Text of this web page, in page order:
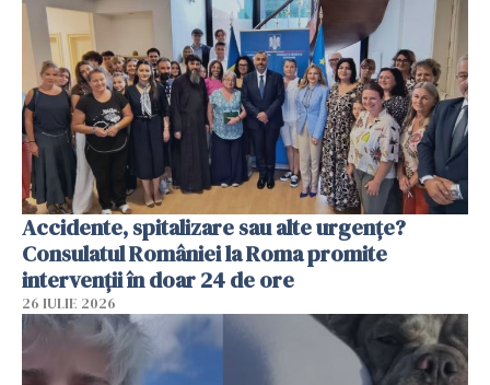
Accidente, spitalizare sau alte urgențe?
Consulatul României la Roma promite
intervenții în doar 24 de ore
26 IULIE 2026